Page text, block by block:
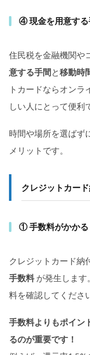
④ 現金を用意する
住民税を金融機関や
意する手間と移動時
トカードならオン
しい人にとって便利
時間や場所を選ばず
メリットです。
クレジットカー
① 手数料がかかる
クレジットカード納
手数料が発生します
料を確認してくださ
手数料よりもポイン
るのが重要です！